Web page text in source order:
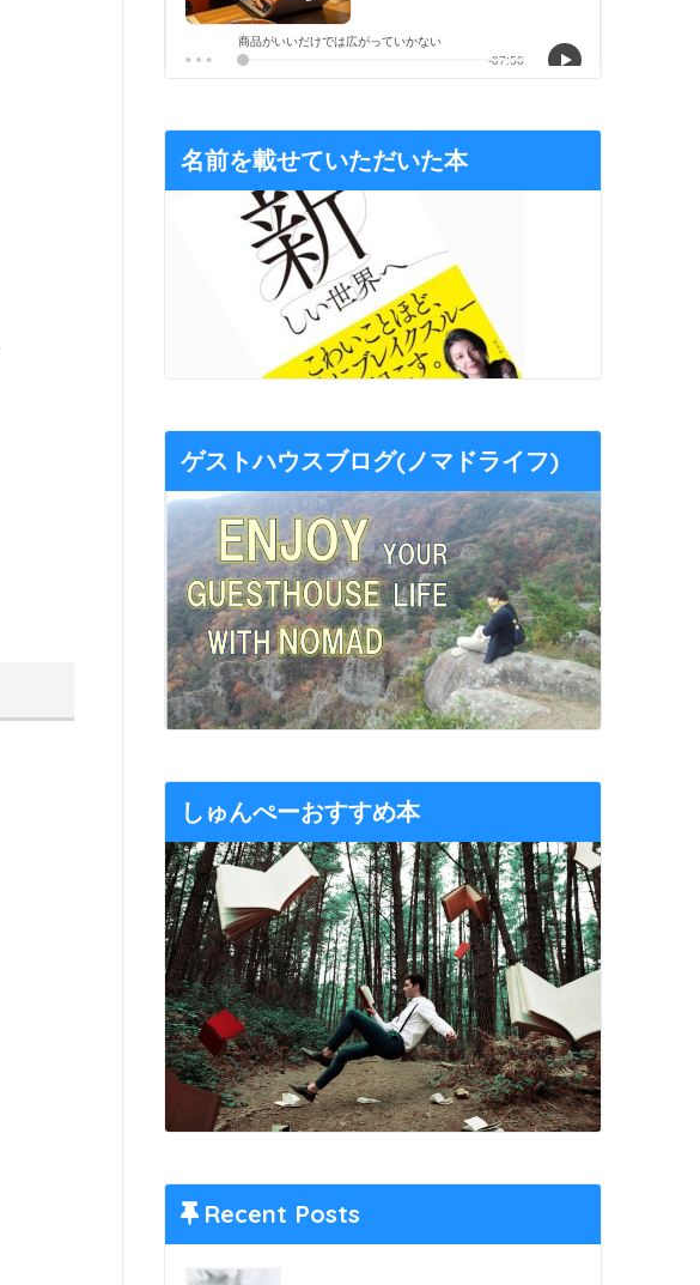
名前を載せていただいた本
ゲストハウスブログ(ノマドライフ)
しゅんぺーおすすめ本
Recent Posts